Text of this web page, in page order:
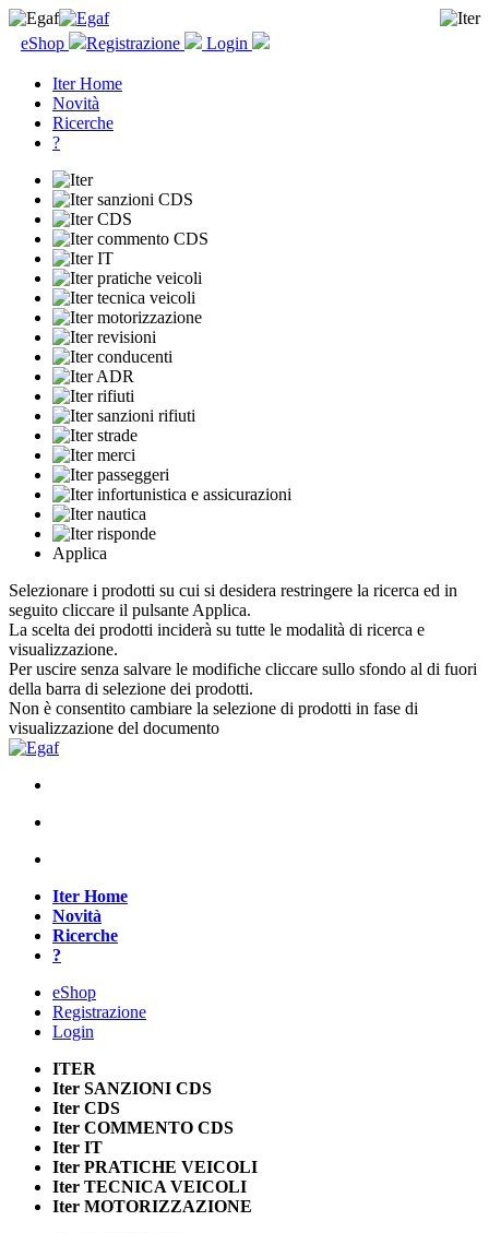
eShop Registrazione Login
Iter Home
Novità
Ricerche
?
Applica
Selezionare i prodotti su cui si desidera restringere la ricerca ed in
seguito cliccare il pulsante Applica.
La scelta dei prodotti inciderà su tutte le modalità di ricerca e
visualizzazione.
Per uscire senza salvare le modifiche cliccare sullo sfondo al di fuori
della barra di selezione dei prodotti.
Non è consentito cambiare la selezione di prodotti in fase di
visualizzazione del documento
Iter Home
Novità
Ricerche
?
eShop
Registrazione
Login
ITER
Iter SANZIONI CDS
Iter CDS
Iter COMMENTO CDS
Iter IT
Iter PRATICHE VEICOLI
Iter TECNICA VEICOLI
Iter MOTORIZZAZIONE